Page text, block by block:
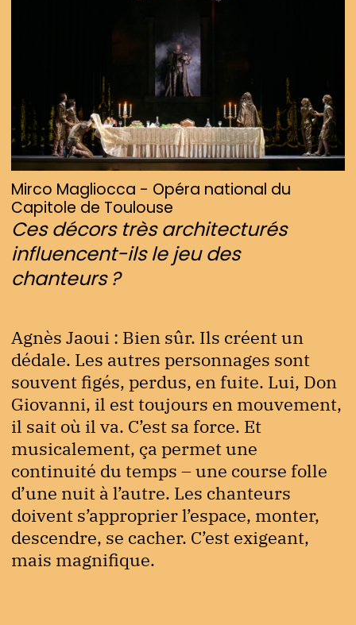
Ces décors très architecturés
influencent-ils le jeu des
chanteurs ?
Agnès Jaoui : Bien sûr. Ils créent un
dédale. Les autres personnages sont
souvent figés, perdus, en fuite. Lui, Don
Giovanni, il est toujours en mouvement,
il sait où il va. C’est sa force. Et
musicalement, ça permet une
continuité du temps – une course folle
d’une nuit à l’autre. Les chanteurs
doivent s’approprier l’espace, monter,
descendre, se cacher. C’est exigeant,
mais magnifique.
Mirco Magliocca - Opéra national du
Capitole de Toulouse